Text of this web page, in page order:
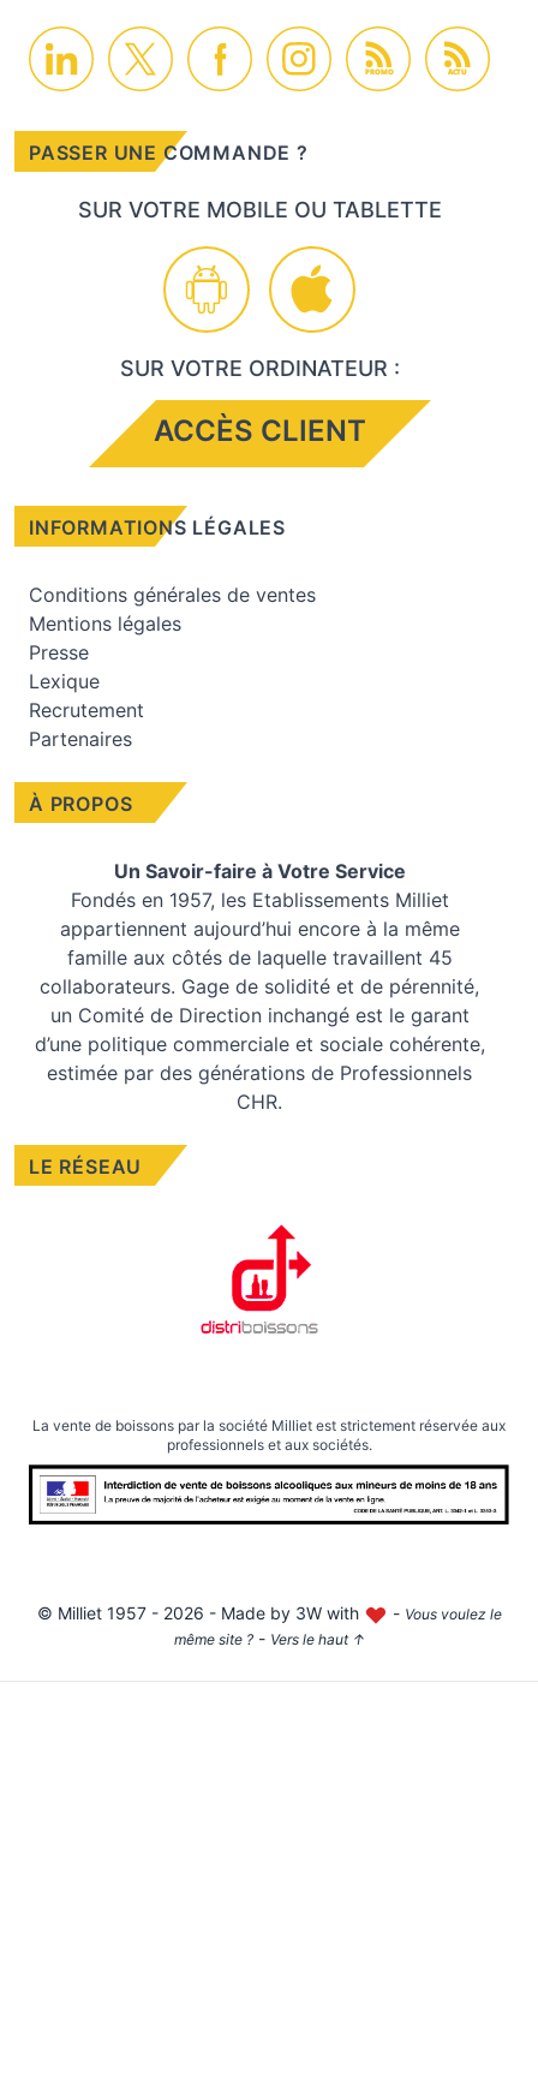
À PROPOS
Un Savoir-faire à Votre Service
Fondés en 1957, les Etablissements Milliet
appartiennent aujourd’hui encore à la même
famille aux côtés de laquelle travaillent 45
collaborateurs. Gage de solidité et de pérennité,
un Comité de Direction inchangé est le garant
d’une politique commerciale et sociale cohérente,
estimée par des générations de Professionnels
CHR.
LE RÉSEAU
PROMO ACTU
PASSER UNE COMMANDE ?
SUR VOTRE MOBILE OU TABLETTE
SUR VOTRE ORDINATEUR :
ACCÈS CLIENT
INFORMATIONS LÉGALES
Conditions générales de ventes
Mentions légales
Presse
Lexique
Recrutement
Partenaires
La vente de boissons par la société Milliet est strictement réservée aux
professionnels et aux sociétés.
© Milliet1957 - 2026 - Made by 3W with - Vous voulez le
même site ?- Vers le haut ↑